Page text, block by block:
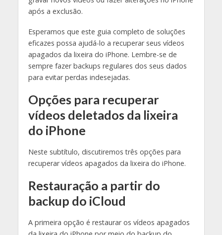
após a exclusão.
Esperamos que este guia completo de soluções
eficazes possa ajudá-lo a recuperar seus vídeos
apagados da lixeira do iPhone. Lembre-se de
sempre fazer backups regulares dos seus dados
para evitar perdas indesejadas.
Opções para recuperar
vídeos deletados da lixeira
do iPhone
Neste subtítulo, discutiremos três opções para
recuperar vídeos apagados da lixeira do iPhone.
Restauração a partir do
backup do iCloud
A primeira opção é restaurar os vídeos apagados